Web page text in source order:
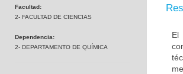
Facultad:
2- FACULTAD DE CIENCIAS
Dependencia:
2- DEPARTAMENTO DE QUÍMICA
El